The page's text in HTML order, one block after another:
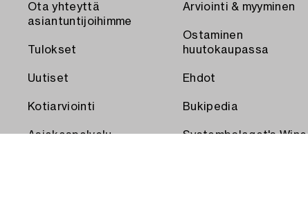
Ota yhteyttä
asiantuntijoihimme
Tulokset
Uutiset
Kotiarviointi
Asiakaspalvelu
Arviointi & myyminen
Ostaminen
huutokaupassa
Ehdot
Bukipedia
Systembolaget's Wine